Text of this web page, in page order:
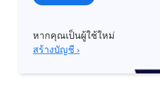
หากคุณเป็นผู้ใช้ใหม่
สร้างบัญชี ›